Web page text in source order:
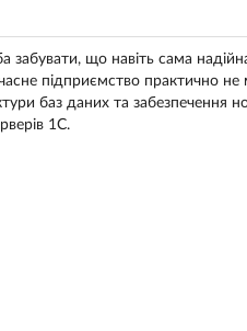
що навіть сама
підприємство практично
баз даних та забезпечення
1С.